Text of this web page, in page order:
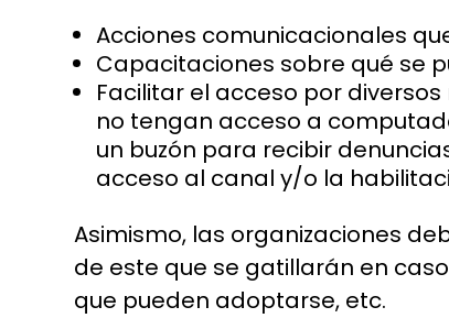
Acciones comunicacionales
Capacitaciones sobre qué se
Facilitar el acceso por
no tengan acceso a
un buzón para recibir
acceso al canal y/o la
Asimismo, las organizaciones
de este que se gatillarán en
que pueden adoptarse, etc.